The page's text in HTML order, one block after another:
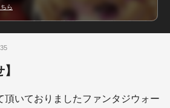
ら
頂いておりましたファンタジウォー